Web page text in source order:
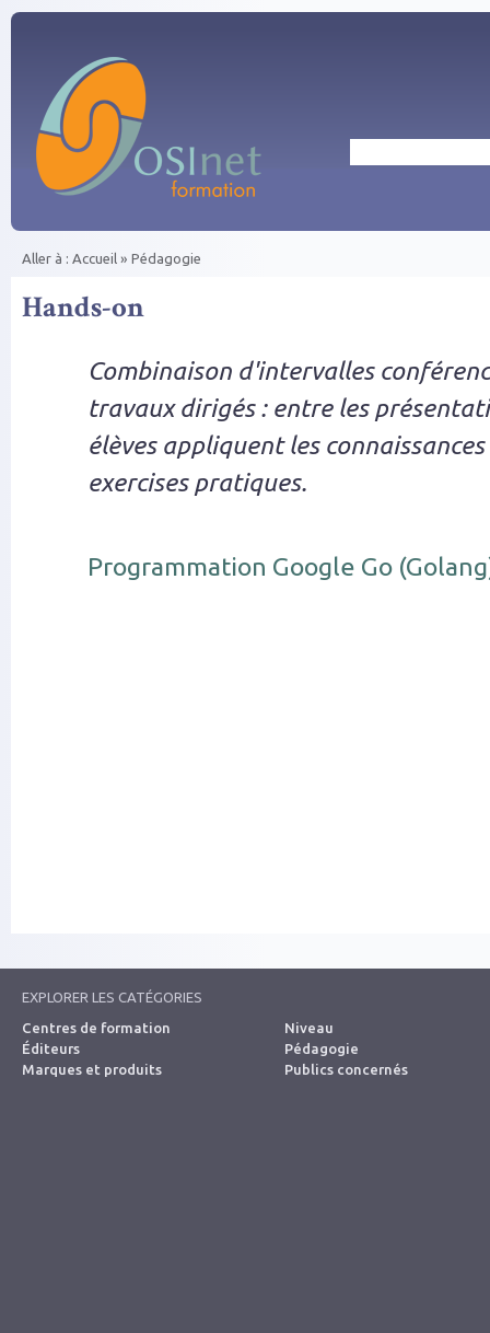
Aller au contenu principal
Aller à : Accueil » Pédagogie
Hands-on
Combinaison d'intervalles
travaux dirigés : entre les
élèves appliquent les
exercises pratiques.
Programmation Google Go
EXPLORER LES CATÉGORIES
Centres de formation
Niveau
Éditeurs
Pédagogie
Marques et produits
Publics concernés